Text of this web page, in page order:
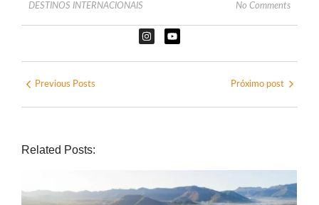
DESTINOS INTERNACIONAIS No Comments
Previous Posts Próximo post
Related Posts: